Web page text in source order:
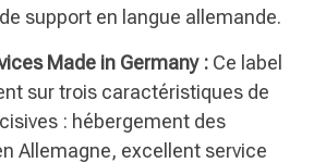
support en langue allemande.
Made in Germany : Ce label
sur trois caractéristiques de
: hébergement des
Allemagne, excellent service